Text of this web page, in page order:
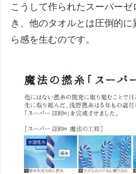
こうして作られたスーパー
き、他のタオルとは圧倒的に
ら感を生むのです。